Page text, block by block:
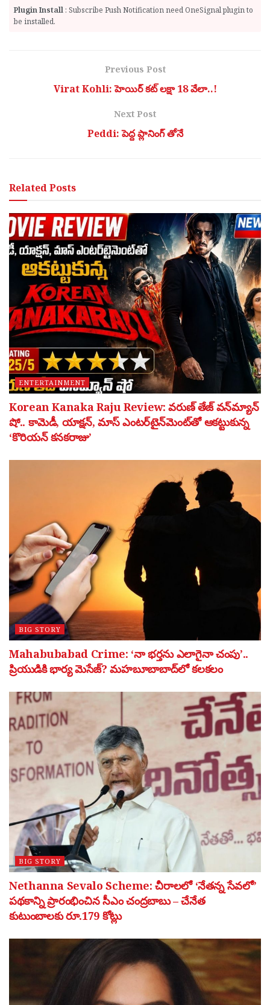
Plugin Install : Subscribe Push Notification need OneSignal plugin to
be installed.
Previous Post
Virat Kohli: హెయిర్ కట్ లక్షా 18 వేలా..!
Next Post
Peddi: పెద్ద ప్లానింగ్ తోనే
RelatedPosts
ENTERTAINMENT
Korean Kanaka Raju Review: వరుణ్ తేజ్ వన్‌మ్యాన్
షో.. కామెడీ, యాక్షన్, మాస్ ఎంటర్‌టైన్‌మెంట్‌తో ఆకట్టుకున్న
‘కొరియన్ కనకరాజు’
BIG STORY
Mahabubabad Crime: ‘నా భర్తను ఎలాగైనా చంపు’..
ప్రియుడికి భార్య మెసేజ్? మహబూబాబాద్‌లో కలకలం
BIG STORY
Nethanna Sevalo Scheme: చీరాలలో ‘నేతన్న సేవలో’
పథకాన్ని ప్రారంభించిన సీఎం చంద్రబాబు – చేనేత
కుటుంబాలకు రూ.179 కోట్లు